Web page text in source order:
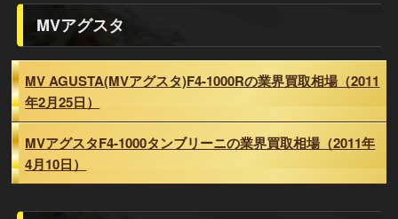
MVアグスタ
MV AGUSTA(MVアグスタ)F4-1000Rの業界買取相場（2011
年2月25日）
MVアグスタF4-1000タンブリーニの業界買取相場（2011年
4月10日）